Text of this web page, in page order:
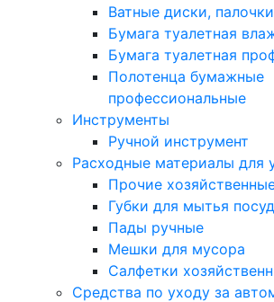
Ватные диски, палочки
Бумага туалетная
Бумага туалетная
Полотенца бумажные
профессиональные
Инструменты
Ручной инструмент
Расходные материалы для
Прочие
Губки для мытья
Пады ручные
Мешки для мусора
Салфетки
Средства по уходу за